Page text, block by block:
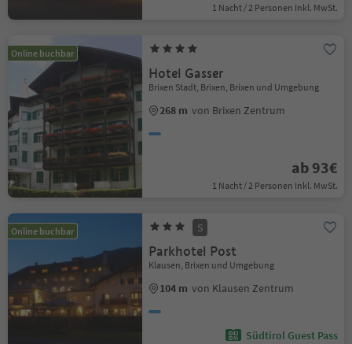
1 Nacht / 2 Personen Inkl. MwSt.
Online buchbar
Hotel Gasser
Brixen Stadt, Brixen, Brixen und Umgebung
268 m von Brixen Zentrum
ab 93€
1 Nacht / 2 Personen Inkl. MwSt.
Online buchbar S
Parkhotel Post
Klausen, Brixen und Umgebung
104 m von Klausen Zentrum
Südtirol Guest Pass